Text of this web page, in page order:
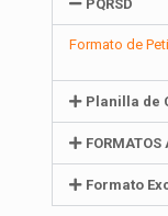
PQRSD
Formato de
Planilla de
FORMATOS
Formato